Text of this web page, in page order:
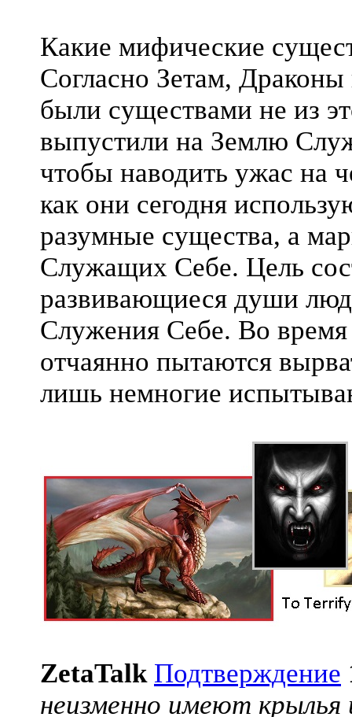
Какие мифические
Согласно Зетам,
были существами не из
выпустили на Землю
чтобы наводить ужас на
как они сегодня
разумные существа, а
Служащих Себе. Цель
развивающиеся души
Служения Себе. Во
отчаянно пытаются
лишь немногие
ZetaTalk Подтверждение
неизменно имеют крылья